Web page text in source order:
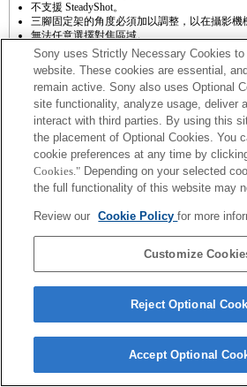
不支援 SteadyShot。
三腳固定架的角度必須加以調整，以在攝影機
無法任意選擇對焦區域。
可使用自動對焦功能 (AF-S (單次自動對焦))。
(AF-S (單次自動對焦))。* 使用 A 接環鏡頭時
接環鏡時頭慢。 (根據 Sony 的測量標準，約需
會因主體或拍攝環境的亮度而有所不同。)* 自
運作。)
錄製影片時，可能會錄到鏡頭變焦與對焦時的
在影片模式中無法使用自動光圈調整。
錄影時變更光圈可能會產生操作雜音，或在操
Sony uses Strictly Necessary Cookies to
website. These cookies are essential,
remain active. Sony also uses Optional
site functionality, analyze usage, deliver
interact with third parties. By using this
the placement of Optional Cookies. You
cookie preferences at any time by
Cookies." Depending on your selected
the full functionality of this website may
Review our Cookie Policyfor more
Customize
Reject Optional
Accept Optional